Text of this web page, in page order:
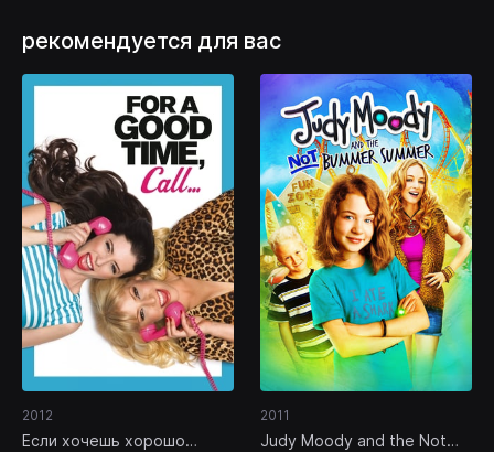
рекомендуется для вас
2012
Если хочешь хорошо
2011
Judy Moody and the Not